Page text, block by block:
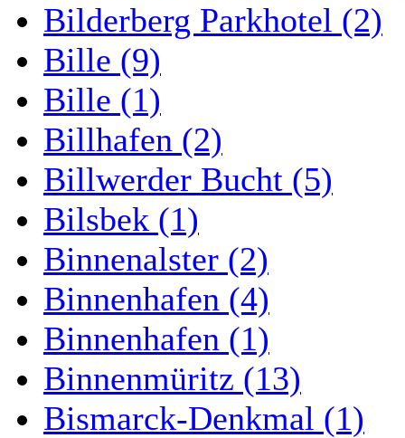
Bilderberg Parkhotel (2)
Bille (9)
Bille (1)
Billhafen (2)
Billwerder Bucht (5)
Bilsbek (1)
Binnenalster (2)
Binnenhafen (4)
Binnenhafen (1)
Binnenmüritz (13)
Bismarck-Denkmal (1)